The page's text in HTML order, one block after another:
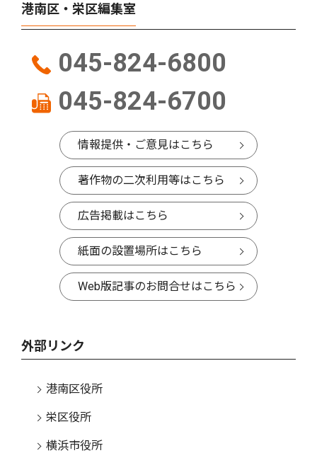
港南区・栄区編集室
045-824-6800
045-824-6700
情報提供・ご意見はこちら
著作物の二次利用等はこちら
広告掲載はこちら
紙面の設置場所はこちら
Web版記事のお問合せはこちら
外部リンク
港南区役所
栄区役所
横浜市役所